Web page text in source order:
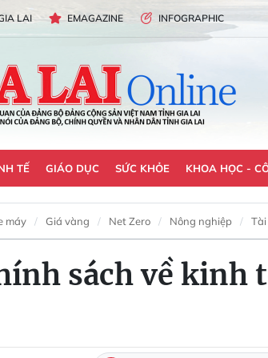
LAI EMAGAZINE INFOGRAPHIC
TẾ GIÁO DỤC SỨC KHỎE KHOA HỌC -
máy Giá vàng Net Zero Nông nghiệp
sách về kinh